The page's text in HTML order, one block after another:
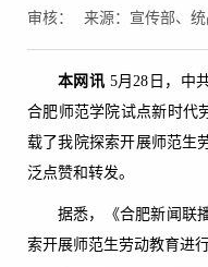
审核：
来源：宣传部、
本网讯 5月28日，中
合肥师范学院试点新时代
载了我院探索开展师范生
泛点赞和转发。
据悉，《合肥新闻联
索开展师范生劳动教育进